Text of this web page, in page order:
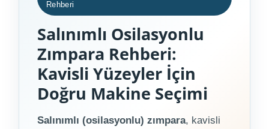
Rehberi
Salınımlı Osilasyonlu
Zımpara Rehberi:
Kavisli Yüzeyler İçin
Doğru Makine Seçimi
Salınımlı (osilasyonlu) zımpara, kavisli